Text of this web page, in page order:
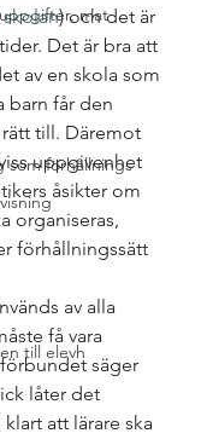
mat
som förhållnings
till elevh
) och det är
Det är bra att
av en skola som
barn får den
till. Däremot
uppgivenhet
åsikter om
organiseras,
förhållningssätt
av alla
få vara
säger
låter det
att lärare ska